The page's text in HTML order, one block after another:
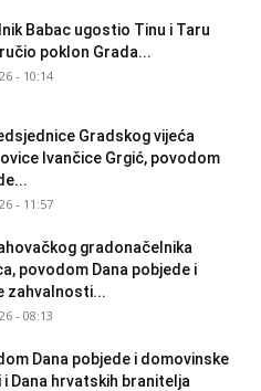
Babac ugostio Tinu i Taru
poklon Grada...
- 10:14
Gradskog vijeća
Ivančice Grgić, povodom
- 11:57
gradonačelnika
povodom Dana pobjede i
zahvalnosti...
- 08:13
Dana pobjede i domovinske
Dana hrvatskih branitelja